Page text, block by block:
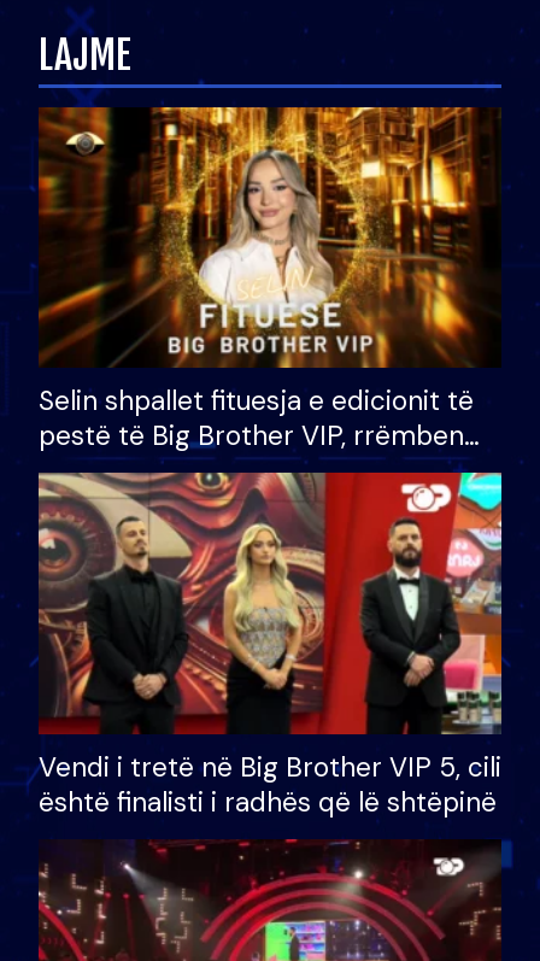
LAJME
Selin shpallet fituesja e edicionit të
pestë të Big Brother VIP, rrëmben
çmimin e madh prej 100 mijë eurosh
Vendi i tretë në Big Brother VIP 5, cili
është finalisti i radhës që lë shtëpinë